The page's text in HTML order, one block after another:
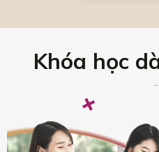
Khóa học